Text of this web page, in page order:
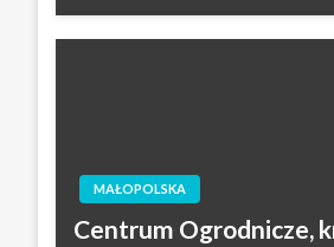
MAŁOPOLSKA
Centrum Ogrodnicze,